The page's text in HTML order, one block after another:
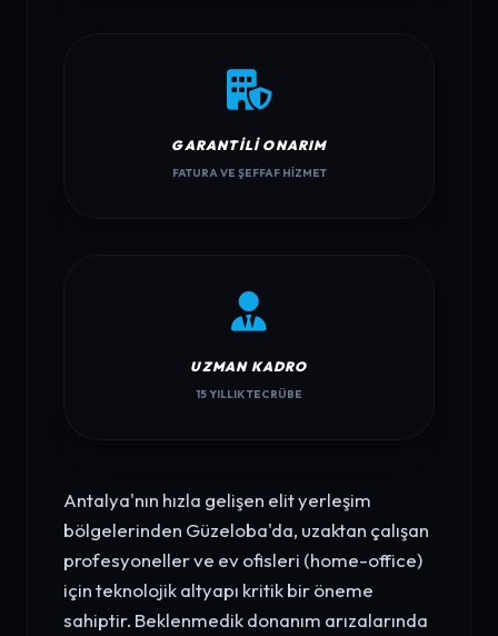
GARANTILI ONARIM
FATURA VE ŞEFFAF HIZMET
UZMAN KADRO
15 YILLIK TECRÜBE
Antalya'nın hızla gelişen elit yerleşim
bölgelerinden Güzeloba'da, uzaktan çalışan
profesyoneller ve ev ofisleri (home-office)
için teknolojik altyapı kritik bir öneme
sahiptir. Beklenmedik donanım arızalarında